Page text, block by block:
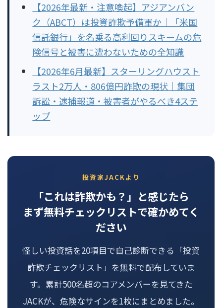
【2026年最新・注意喚起】アジアンバン
ク（ABCT）は投資詐欺予備軍か｜「米国
信託銀行」を名乗る高利回りスキームの危
険信号と被害に遭わないための全知識
【2026年6月最新】スターリングハウスト
ラスト2万人・806億円詐欺の現状｜集団
訴訟・逮捕報道・被害者がやるべき4ステ
ップ
投資家JACKより
「これは詐欺かも？」と感じたら
まず無料チェックリストで確かめてく
ださい
怪しい投資話を20項目で自己診断できる「投資
詐欺チェックリスト」を無料で配布していま
す。累計500名超のコアメンバーを見てきた
JACKが、危険なサインを1枚にまとめました。